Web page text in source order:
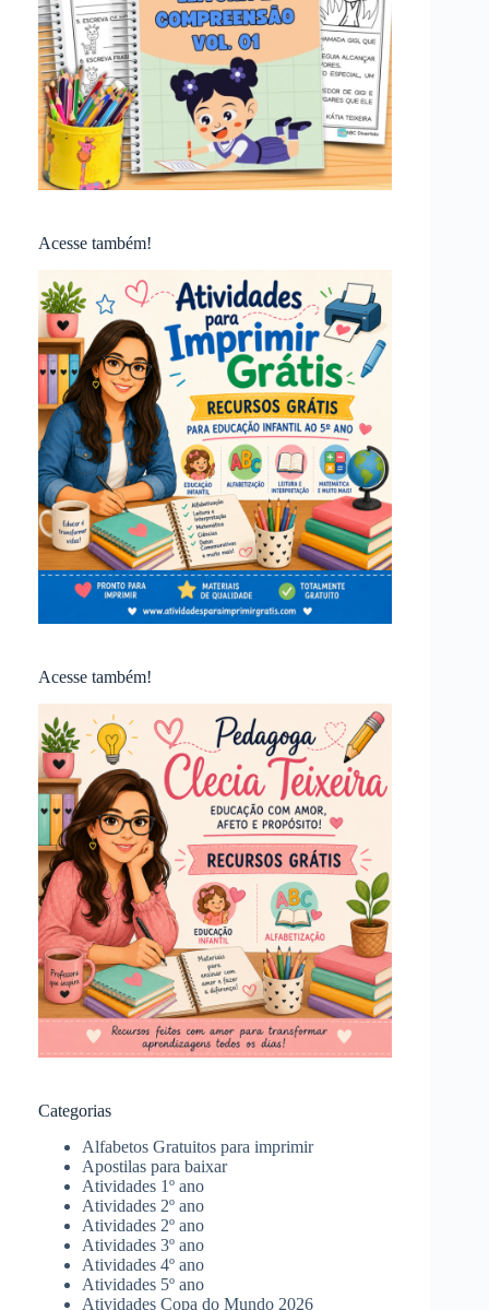
Acesse também!
Acesse também!
Categorias
Alfabetos Gratuitos para imprimir
Apostilas para baixar
Atividades 1º ano
Atividades 2º ano
Atividades 2º ano
Atividades 3º ano
Atividades 4º ano
Atividades 5º ano
Atividades Copa do Mundo 2026